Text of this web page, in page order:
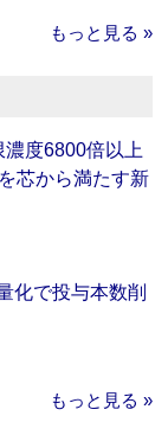
もっと見る »
濃度6800倍以上
芯から満たす新
化で投与本数削
もっと見る »